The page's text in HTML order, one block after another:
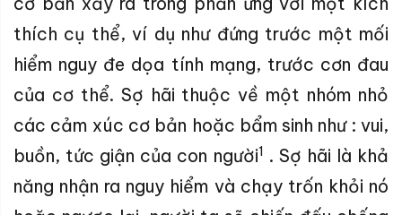
thích cụ thể, ví dụ như đứng trước một mối
hiểm nguy đe dọa tính mạng, trước cơn đau
của cơ thể. Sợ hãi thuộc về một nhóm nhỏ
các cảm xúc cơ bản hoặc bẩm sinh như : vui,
buồn, tức giận của con người1 . Sợ hãi là khả
năng nhận ra nguy hiểm và chạy trốn khỏi nó